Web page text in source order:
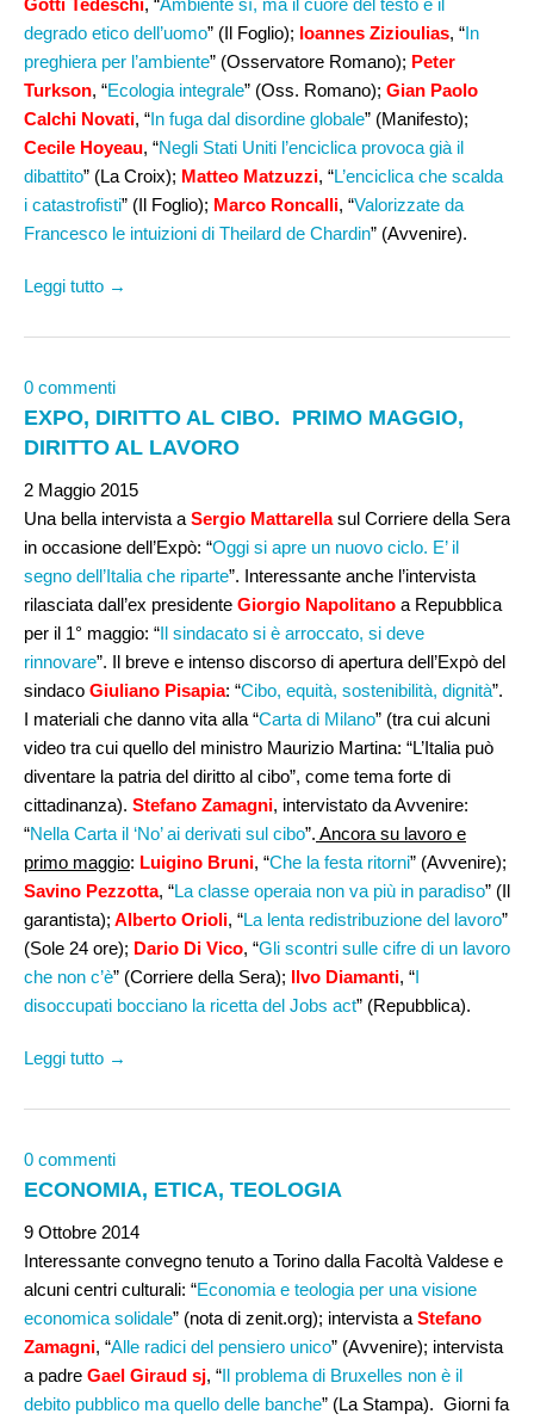
degrado etico dell’uomo” (Il Foglio); Ioannes Zizioulias, “In
preghiera per l’ambiente” (Osservatore Romano); Peter
Turkson, “Ecologia integrale” (Oss. Romano); Gian Paolo
Calchi Novati, “In fuga dal disordine globale” (Manifesto);
Cecile Hoyeau, “Negli Stati Uniti l’enciclica provoca già il
dibattito” (La Croix); Matteo Matzuzzi, “L’enciclica che scalda
i catastrofisti” (Il Foglio); Marco Roncalli, “Valorizzate da
Francesco le intuizioni di Theilard de Chardin” (Avvenire).
Leggi tutto →
0 commenti
EXPO, DIRITTO AL CIBO. PRIMO MAGGIO,
DIRITTO AL LAVORO
2 Maggio 2015
Una bella intervista a Sergio Mattarella sul Corriere della Sera
in occasione dell’Expò: “Oggi si apre un nuovo ciclo. E’ il
segno dell’Italia che riparte”. Interessante anche l’intervista
rilasciata dall’ex presidente Giorgio Napolitano a Repubblica
per il 1° maggio: “Il sindacato si è arroccato, si deve
rinnovare”. Il breve e intenso discorso di apertura dell’Expò del
sindaco Giuliano Pisapia: “Cibo, equità, sostenibilità, dignità”.
I materiali che danno vita alla “Carta di Milano” (tra cui alcuni
video tra cui quello del ministro Maurizio Martina: “L’Italia può
diventare la patria del diritto al cibo”, come tema forte di
cittadinanza). Stefano Zamagni, intervistato da Avvenire:
“Nella Carta il ‘No’ ai derivati sul cibo”. Ancora su lavoro e
primo maggio: Luigino Bruni, “Che la festa ritorni” (Avvenire);
Savino Pezzotta, “La classe operaia non va più in paradiso” (Il
garantista); Alberto Orioli, “La lenta redistribuzione del lavoro”
(Sole 24 ore); Dario Di Vico, “Gli scontri sulle cifre di un lavoro
che non c’è” (Corriere della Sera); Ilvo Diamanti, “I
disoccupati bocciano la ricetta del Jobs act” (Repubblica).
Leggi tutto →
0 commenti
ECONOMIA, ETICA, TEOLOGIA
9 Ottobre 2014
Interessante convegno tenuto a Torino dalla Facoltà Valdese e
alcuni centri culturali: “Economia e teologia per una visione
economica solidale” (nota di zenit.org); intervista a Stefano
Zamagni, “Alle radici del pensiero unico” (Avvenire); intervista
a padre Gael Giraud sj, “Il problema di Bruxelles non è il
debito pubblico ma quello delle banche” (La Stampa). Giorni fa